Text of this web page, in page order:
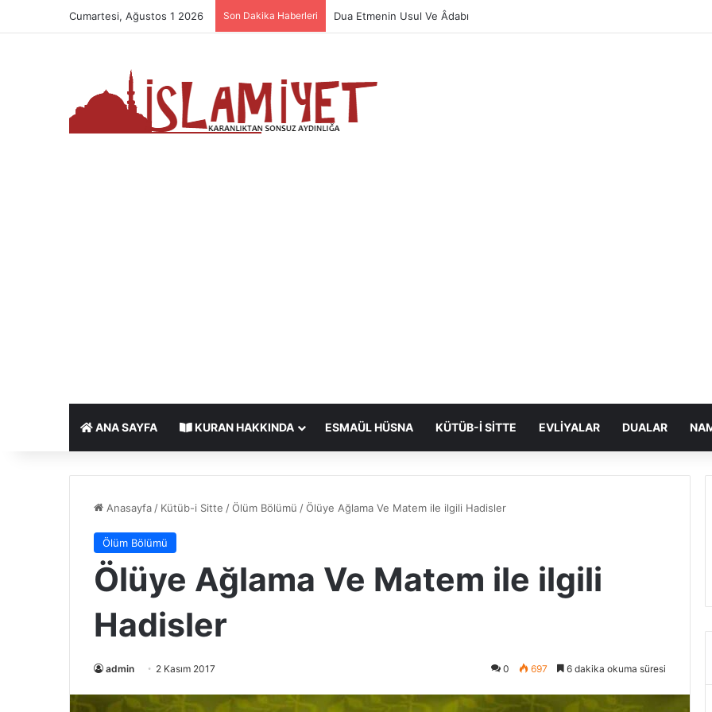
Cumartesi, Ağustos 1 2026 Son Dakika Haberleri Dua Etmenin Usul Ve Âdabı
ANA SAYFA KURAN HAKKINDA ESMAÜL HÜSNA KÜTÜB-I SITTE EVLIYALAR DUALAR
Anasayfa / Kütüb-i Sitte /Ölüm Bölümü /Ölüye Ağlama Ve Matem ile ilgili Hadisler
Ölüm Bölümü
Ölüye Ağlama Ve Matem ile ilgili
Hadisler
admin 2 Kasım 2017 0 697 6 dakika okuma süresi